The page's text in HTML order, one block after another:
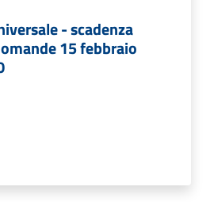
- scadenza
15 febbraio